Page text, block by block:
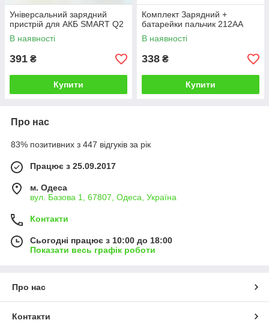
Універсальний зарядний
пристрій для АКБ SMART Q2
В наявності
391 ₴
Купити
Комплект Зарядний +
батарейки пальчик 212AA
В наявності
338 ₴
Купити
Про нас
83% позитивних з 447 відгуків за рік
Працює з 25.09.2017
м. Одеса
вул. Базова 1, 67807, Одеса, Україна
Контакти
Сьогодні працює з 10:00 до 18:00
Показати весь графік роботи
Про нас
Контакти